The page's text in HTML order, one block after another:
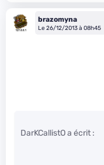
brazomyna
Le 26/12/2013 à 08h45
DarKCallistO a écrit :